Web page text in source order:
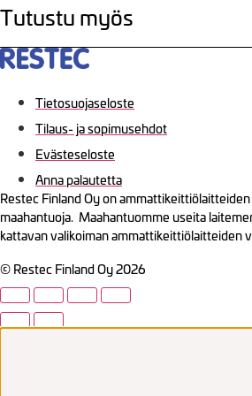
Tutustu myös
Tietosuojaseloste
Tilaus- ja sopimusehdot
Evästeseloste
Anna palautetta
Restec Finland Oy on
maahantuoja. Maahantuomme useita
kattavan valikoiman ammattikeittiölaitteiden
© Restec Finland Oy 2026